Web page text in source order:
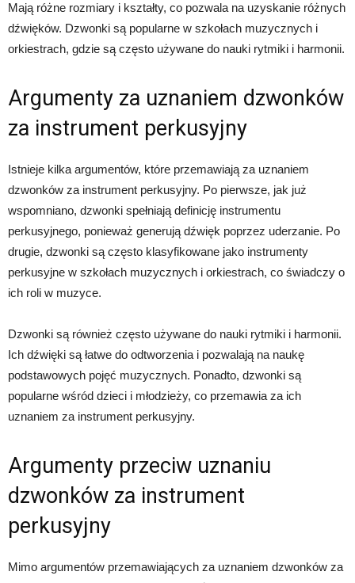
Mają różne rozmiary i kształty, co pozwala na uzyskanie różnych
dźwięków. Dzwonki są popularne w szkołach muzycznych i
orkiestrach, gdzie są często używane do nauki rytmiki i harmonii.
Argumenty za uznaniem dzwonków
za instrument perkusyjny
Istnieje kilka argumentów, które przemawiają za uznaniem
dzwonków za instrument perkusyjny. Po pierwsze, jak już
wspomniano, dzwonki spełniają definicję instrumentu
perkusyjnego, ponieważ generują dźwięk poprzez uderzanie. Po
drugie, dzwonki są często klasyfikowane jako instrumenty
perkusyjne w szkołach muzycznych i orkiestrach, co świadczy o
ich roli w muzyce.
Dzwonki są również często używane do nauki rytmiki i harmonii.
Ich dźwięki są łatwe do odtworzenia i pozwalają na naukę
podstawowych pojęć muzycznych. Ponadto, dzwonki są
popularne wśród dzieci i młodzieży, co przemawia za ich
uznaniem za instrument perkusyjny.
Argumenty przeciw uznaniu
dzwonków za instrument
perkusyjny
Mimo argumentów przemawiających za uznaniem dzwonków za